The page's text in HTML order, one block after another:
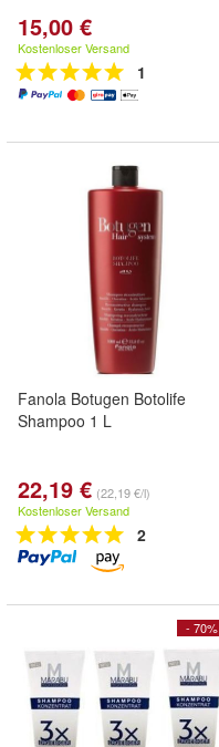
15,00 €
Kostenloser Versand
1
Fanola Botugen Botolife
Shampoo 1 L
22,19 € (22,19 €/l)
Kostenloser Versand
2
- 70%